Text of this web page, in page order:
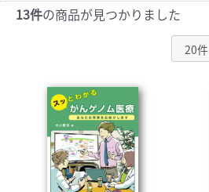
看護学(21)
医療技術(16)
栄養学(0)
薬学(7)
医学一般(91)
13件の商品が見つかりました